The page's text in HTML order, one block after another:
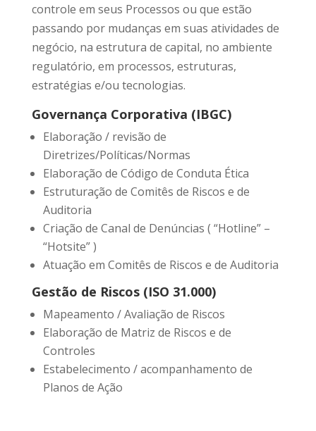
controle em seus Processos ou que estão
passando por mudanças em suas atividades de
negócio, na estrutura de capital, no ambiente
regulatório, em processos, estruturas,
estratégias e/ou tecnologias.
Governança Corporativa (IBGC)
Elaboração / revisão de
Diretrizes/Políticas/Normas
Elaboração de Código de Conduta Ética
Estruturação de Comitês de Riscos e de
Auditoria
Criação de Canal de Denúncias ( “Hotline” –
“Hotsite” )
Atuação em Comitês de Riscos e de Auditoria
Gestão de Riscos (ISO 31.000)
Mapeamento / Avaliação de Riscos
Elaboração de Matriz de Riscos e de
Controles
Estabelecimento / acompanhamento de
Planos de Ação